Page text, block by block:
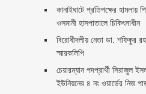
কানাইঘাটে প্রতিপক্ষের
ওসমানী হাসপাতালে চিকিৎসাধীন
বিরোধীদলীয় নেতা ডা. শফিকুর
স্মারকলিপি ‎
চেয়ারম্যান পদপ্রার্থী সিরাজুল
ইউনিয়নের ৪ নং ওয়ার্ডের নিজ